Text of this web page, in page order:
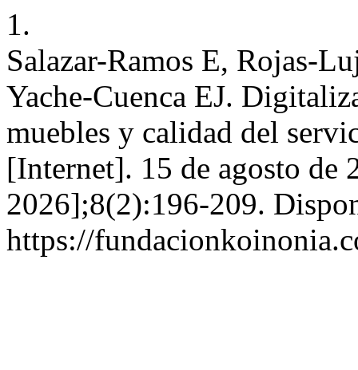
1.
Salazar-Ramos E, Rojas-
Yache-Cuenca EJ.
muebles y calidad del
[Internet]. 15 de agosto de
2026];8(2):196-209.
https://